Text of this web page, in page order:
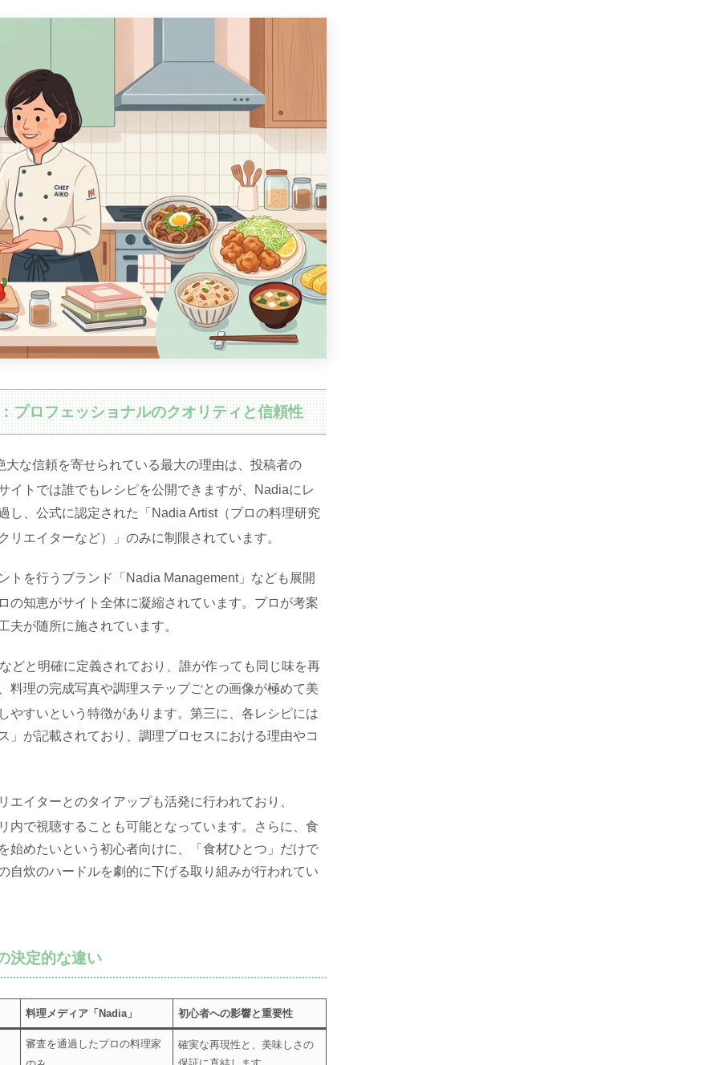
プロフェッショナルのクオリティと信頼性
な信頼を寄せられている最大の理由は、投稿者の
イトでは誰でもレシピを公開できますが、Nadiaにレ
し、公式に認定された「Nadia Artist（プロの料理研究
リエイターなど）」のみに制限されています。
トを行うブランド「Nadia Management」なども展開
の知恵がサイト全体に凝縮されています。プロが考案
夫が随所に施されています。
どと明確に定義されており、誰が作っても同じ味を再
料理の完成写真や調理ステップごとの画像が極めて美
やすいという特徴があります。第三に、各レシピには
が記載されており、調理プロセスにおける理由やコ
イターとのタイアップも活発に行われており、
内で視聴することも可能となっています。さらに、食
始めたいという初心者向けに、「食材ひとつ」だけで
自炊のハードルを劇的に下げる取り組みが行われてい
決定的な違い
料理メディア「Nadia」 初心者への影響と重要性
審査を通過したプロの料理家
確実な再現性と、美味しさの